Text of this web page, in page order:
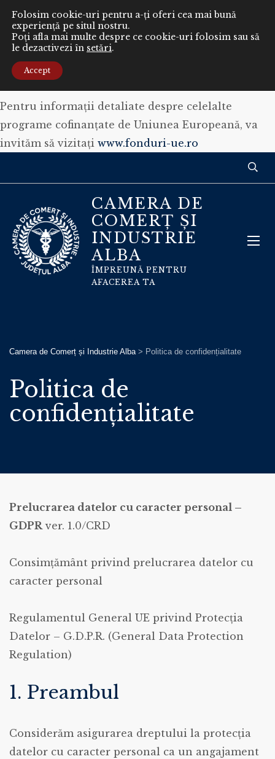
Conținutul acestui material nu reprezintă în mod
obligatoriu poziția oficială a Uniunii Europene sau
a Guvernului României.
Pentru informaţii detaliate despre celelalte
programe cofinanţate de Uniunea Europeană, va
invităm să vizitaţi www.fonduri-ue.ro
CAMERA DE
COMERȚ ȘI
INDUSTRIE
ALBA
ÎMPREUNĂ PENTRU
AFACEREA TA
Camera de Comerț și Industrie Alba> Politica de confidențialitate
Politica de
confidențialitate
Prelucrarea datelor cu caracter personal –
GDPRver. 1.0/CRD
Consimțământ privind prelucrarea datelor cu
caracter personal
Regulamentul General UE privind Protecția
Datelor – G.D.P.R. (General Data Protection
Regulation)
1. Preambul
Considerăm asigurarea dreptului la protecția
datelor cu caracter personal ca un angajament
Folosim cookie-uri pentru a-ți oferi cea mai bună
experiență pe situl nostru.
Poți afla mai multe despre ce cookie-uri folosim sau să
le dezactivezi în setări.
Accept